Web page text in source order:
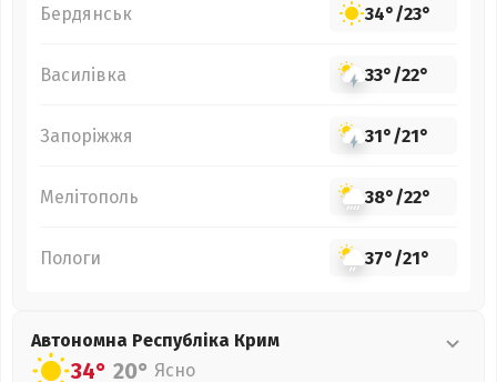
Бердянськ 34°/23°
Василівка 33°/22°
Запоріжжя 31°/21°
Мелітополь 38°/22°
Пологи 37°/21°
Автономна Республіка Крим
34° 20° Ясно